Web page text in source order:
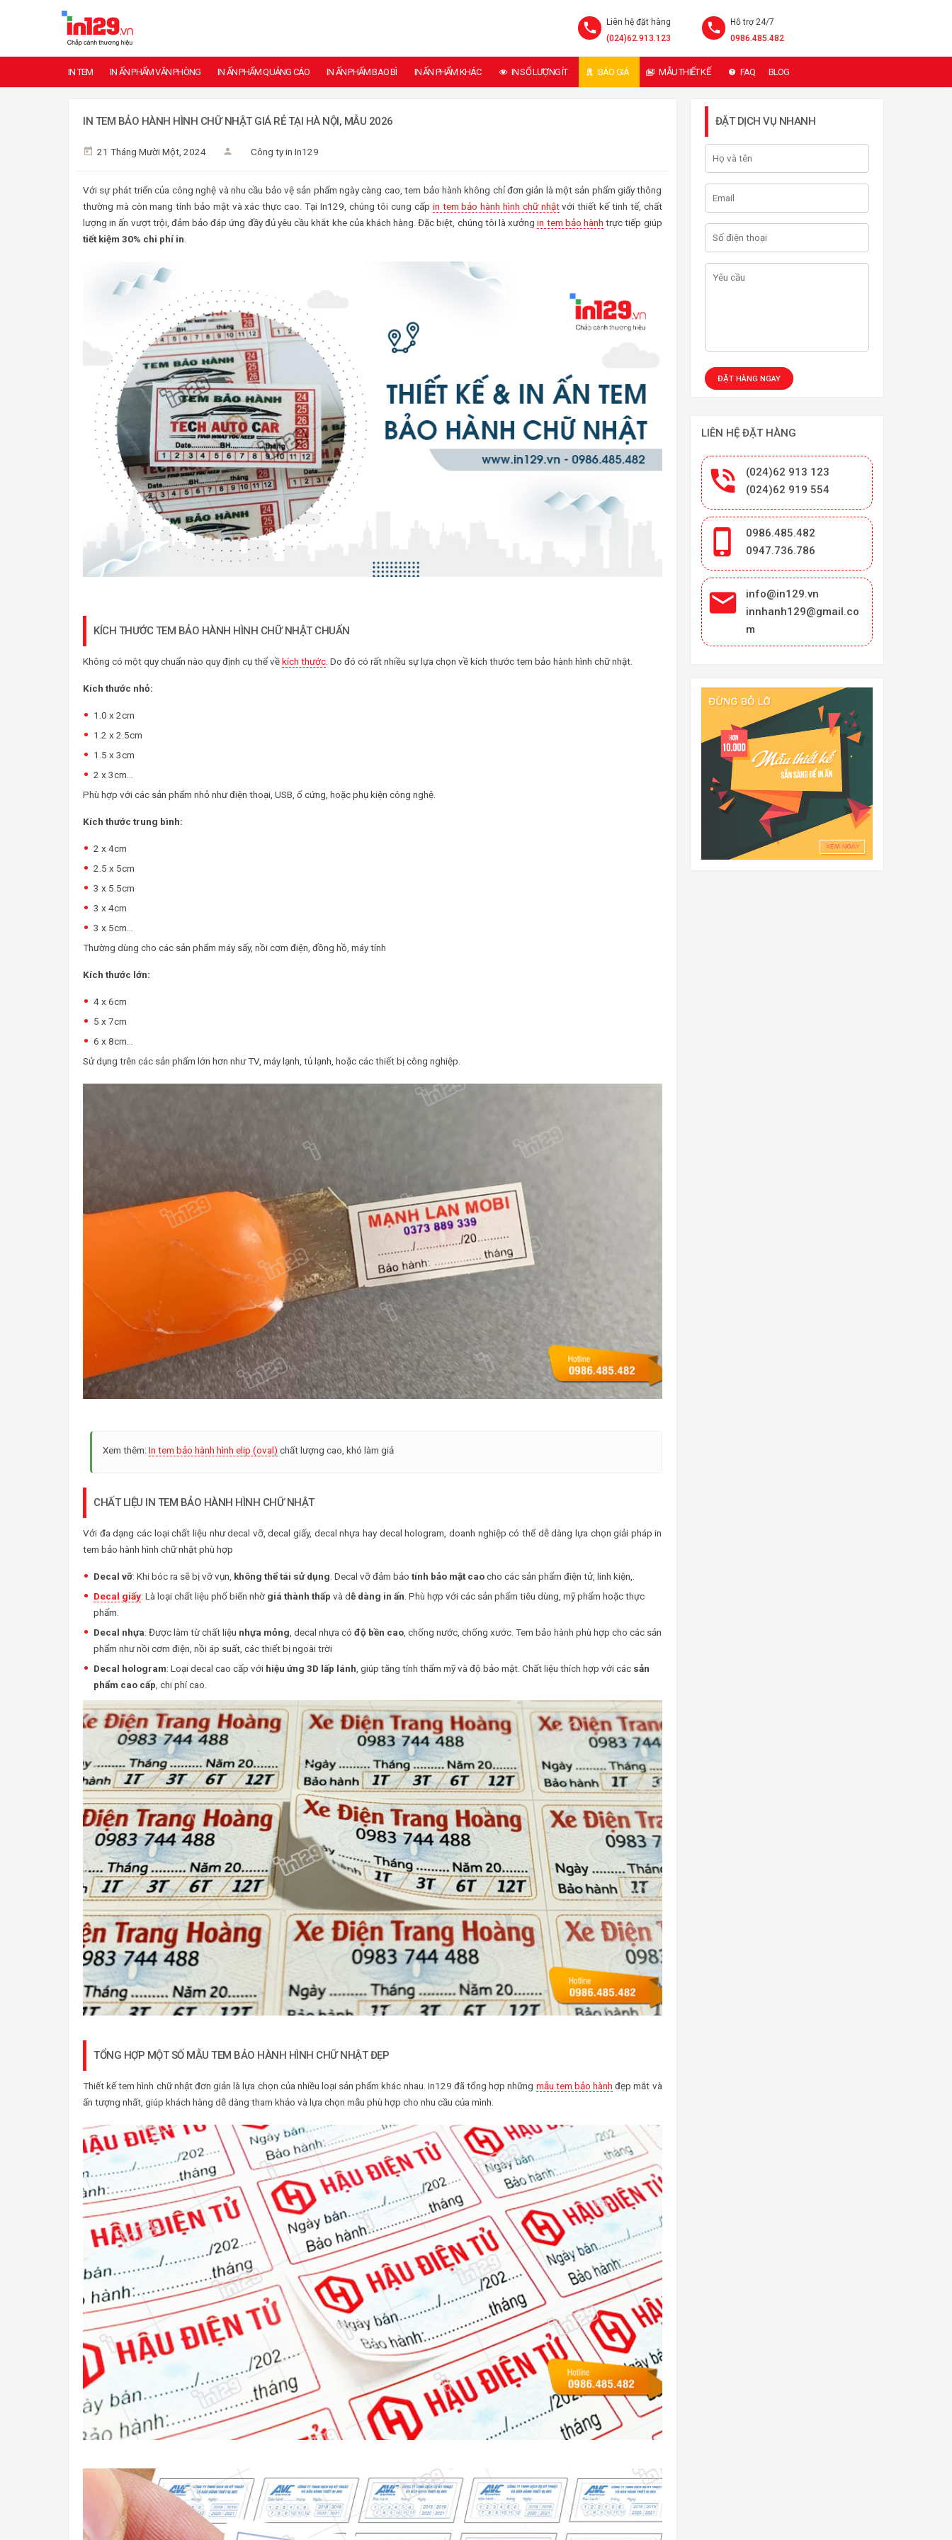
Hỗ trợ 24/7
0986.485.482
Liên hệ đặt hàng
(024)62.913.123
IN TEM IN ẤN PHẨM VĂN PHÒNG IN ẤN PHẨM QUẢNG CÁO IN ẤN PHẨM BAO BÌ IN ẤN PHẨM KHÁC IN SỐ LƯỢNG ÍT BÁO GIÁ MẪU THIẾT KẾ FAQ BLOG
IN TEM BẢO HÀNH HÌNH CHỮ NHẬT GIÁ RẺ TẠI HÀ NỘI, MẪU 2026
21 Tháng Mười Một, 2024 Công ty in In129
Với sự phát triển của công nghệ và nhu cầu bảo vệ sản phẩm ngày càng cao, tem bảo hành không chỉ đơn giản là một sản phẩm giấy thông
thường mà còn mang tính bảo mật và xác thực cao. Tại In129, chúng tôi cung cấp in tem bảo hành hình chữ nhậtvới thiết kế tinh tế, chất
lượng in ấn vượt trội, đảm bảo đáp ứng đầy đủ yêu cầu khắt khe của khách hàng. Đặc biệt, chúng tôi là xưởngin tem bảo hành trực tiếp giúp
tiết kiệm 30% chi phí in
KÍCH THƯỚC TEM BẢO HÀNH HÌNH CHỮ NHẬT CHUẨN
Không có một quy chuẩn nào quy định cụ thể vềkích thước . Do đó có rất nhiều sự lựa chọn về kích thước tem bảo hành hình chữ nhật.
Kích thước nhỏ:
1.0 x 2cm
1.2 x 2.5cm
1.5 x 3cm
2 x 3cm…
Phù hợp với các sản phẩm nhỏ như điện thoại, USB, ổ cứng, hoặc phụ kiện công nghệ.
Kích thước trung bình:
2 x 4cm
2.5 x 5cm
3 x 5.5cm
3 x 4cm
3 x 5cm…
Thường dùng cho các sản phẩm máy sấy, nồi cơm điện, đồng hồ, máy tính
Kích thước lớn:
4 x 6cm
5 x 7cm
6 x 8cm…
Sử dụng trên các sản phẩm lớn hơn như TV, máy lạnh, tủ lạnh, hoặc các thiết bị công nghiệp.
Xem thêm: In tem bảo hành hình elip (oval) chất lượng cao, khó làm giả
CHẤT LIỆU IN TEM BẢO HÀNH HÌNH CHỮ NHẬT
Với đa dạng các loại chất liệu như decal vỡ, decal giấy, decal nhựa hay decal hologram, doanh nghiệp có thể dễ dàng lựa chọn giải pháp in
tem bảo hành hình chữ nhật phù hợp
Decal vỡ: Khi bóc ra sẽ bị vỡ vụn, không thể tái sử dụng . Decal vỡ đảm bảo tính bảo mật caocho các sản phẩm điện tử, linh kiện,.
Decal giấy: Là loại chất liệu phổ biến nhờ giá thành thấp và dễ dàng in ấn . Phù hợp với các sản phẩm tiêu dùng, mỹ phẩm hoặc thực
phẩm.
Decal nhựa: Được làm từ chất liệu nhựa mỏng , decal nhựa có độ bền cao , chống nước, chống xước. Tem bảo hành phù hợp cho các sản
phẩm như nồi cơm điện, nồi áp suất, các thiết bị ngoài trời
Decal hologram: Loại decal cao cấp với hiệu ứng 3D lấp lánh , giúp tăng tính thẩm mỹ và độ bảo mật. Chất liệu thích hợp với các sản
phẩm cao cấp , chi phí cao.
TỔNG HỢP MỘT SỐ MẪU TEM BẢO HÀNH HÌNH CHỮ NHẬT ĐẸP
Thiết kế tem hình chữ nhật đơn giản là lựa chọn của nhiều loại sản phẩm khác nhau. In129 đã tổng hợp những mẫu tem bảo hành đẹp mắt và
ấn tượng nhất, giúp khách hàng dễ dàng tham khảo và lựa chọn mẫu phù hợp cho nhu cầu của mình.
ĐẶT DỊCH VỤ NHANH
LIÊN HỆ ĐẶT HÀNG

(024)62 913 123
(024)62 919 554

0986.485.482
0947.736.786

info@in129.vn
innhanh129@gmail.co
m